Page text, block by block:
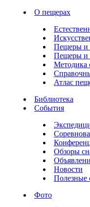
О пещерах
Пещеры и
Пещеры и
Методика
Атлас
Библиотека
События
Обзоры
Новости
Полезные
Фото